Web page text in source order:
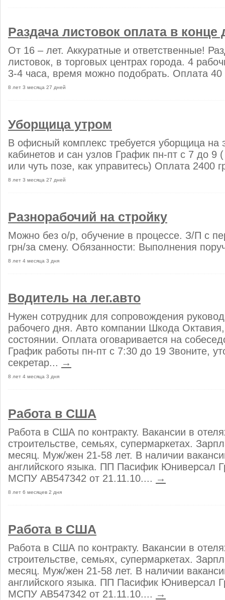
Раздача листовок оплата в конце
От 16 – лет. Аккуратные и ответственные!
листовок, в торговых центрах города. 4
3-4 часа, время можно подобрать. Оплата
8 лет 3 месяца 27 дней
Уборщица утром
В офисный комплекс требуется уборщица на
кабинетов и сан узлов График пн-пт с 7 до 9
или чуть позе, как управитесь) Оплата 2400
8 лет 3 месяца 27 дней
Разнорабочий на стройку
Можно без о/р, обучение в процессе. З/П с
грн/за смену. Обязанности: Выполнения
8 лет 4 месяца 3 дня
Водитель на лег.авто
Нужен сотрудник для сопровождения
рабочего дня. Авто компании Шкода
состоянии. Оплата оговаривается на
График работы пн-пт с 7:30 до 19 Звоните,
секретар... →
8 лет 4 месяца 3 дня
Работа в США
Работа в США по контракту. Вакансии в
строительстве, семьях, супермаркетах.
месяц. Муж/жен 21-58 лет. В наличии
английского языка. ПП Пасифик Юниверсал
МСПУ АВ547342 от 21.11.10.... →
8 лет 6 месяцев 2 дня
Работа в США
Работа в США по контракту. Вакансии в
строительстве, семьях, супермаркетах.
месяц. Муж/жен 21-58 лет. В наличии
английского языка. ПП Пасифик Юниверсал
МСПУ АВ547342 от 21.11.10.... →